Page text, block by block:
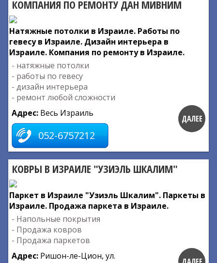
КОМПАНИЯ ПО РЕМОНТУ ДАН МИВНИМ
Натяжные потолки в Израиле. Работы по
гевесу в Израиле. Дизайн интерьера в
Израиле. Компания по ремонту в Израиле.
- натяжные потолки
- работы по гевесу
- дизайн интерьера
- ремонт любой сложности
Адрес: Весь Израиль
052-6757212
ДАЛЕЕ
КОВРЫ В ИЗРАИЛЕ "УЗИЭЛЬ ШКАЛИМ"
Паркет в Израиле "Узиэль Шкалим". Паркеты в
Израиле. Продажа паркета в Израиле.
- Напольные покрытия
- Продажа ковров
- Продажа паркетов
Адрес: Ришон-ле-Цион, ул.